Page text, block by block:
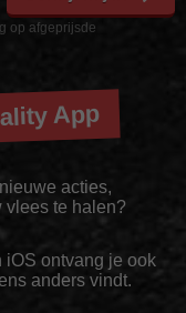
op afgeprijsde
App
acties,
vlees te halen?
iOS ontvang je ook
anders vindt.